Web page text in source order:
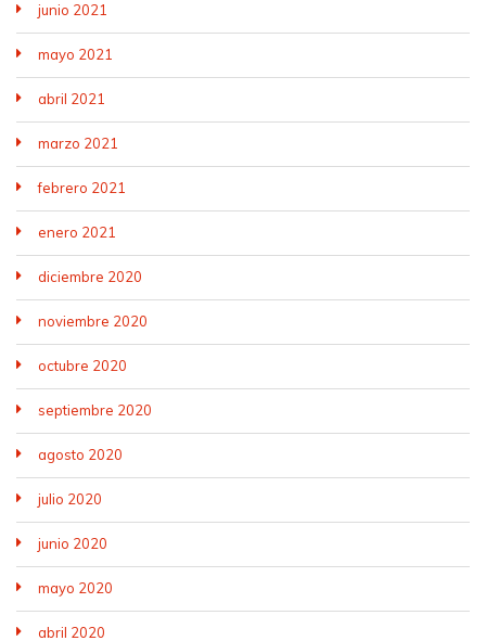
junio 2021
mayo 2021
abril 2021
marzo 2021
febrero 2021
enero 2021
diciembre 2020
noviembre 2020
octubre 2020
septiembre 2020
agosto 2020
julio 2020
junio 2020
mayo 2020
abril 2020